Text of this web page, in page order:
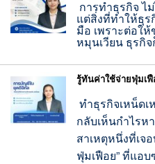
การทำธุรกิจ ไ
แต่สิ่งที่ทำให้ธุร
มือ เพราะต่อใ
หมุนเวียน ธุรกิจ
รู้ทันค่าใช้จ่ายฟุ่มเฟื
ทำธุรกิจเหน็ด
กลับเห็นกำไรห
สาเหตุหนึ่งที่เจ
ฟุ่มเฟือย” ที่แอ